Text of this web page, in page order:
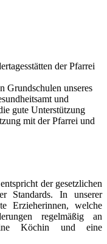
der Pfarrei
Grundschulen unseres
und
gute Unterstützung
mit der Pfarrei und
der gesetzlichen
Standards. In unserer
Erzieherinnen, welche
regelmäßig an
Köchin und eine